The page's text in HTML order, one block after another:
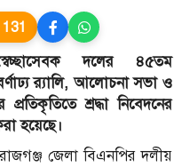
131
দলের ৪৫তম
র‍্যালি, আলোচনা সভা ও
শ্রদ্ধা নিবেদনের
হয়েছে।
জেলা বিএনপির দলীয়